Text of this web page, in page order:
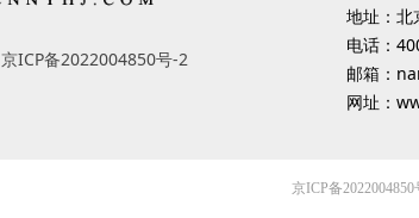
地址：北
电话：
邮箱：
网址：
京ICP备2022004850号-2
京ICP备2022004850